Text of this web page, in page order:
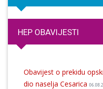
HEP OBAVIJESTI
Obavijest o prekidu
dio naselja Cesarica